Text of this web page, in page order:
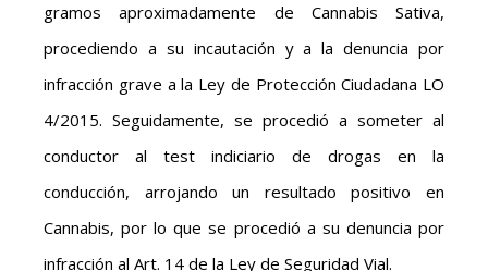
gramos aproximadamente de Cannabis Sativa,
procediendo a su incautación y a la denuncia por
infracción grave a la Ley de Protección Ciudadana LO
4/2015. Seguidamente, se procedió a someter al
conductor al test indiciario de drogas en la
conducción, arrojando un resultado positivo en
Cannabis, por lo que se procedió a su denuncia por
infracción al Art. 14 de la Ley de Seguridad Vial.